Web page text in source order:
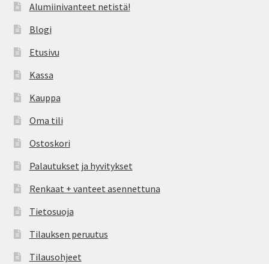
Alumiinivanteet netistä!
Blogi
Etusivu
Kassa
Kauppa
Oma tili
Ostoskori
Palautukset ja hyvitykset
Renkaat + vanteet asennettuna
Tietosuoja
Tilauksen peruutus
Tilausohjeet